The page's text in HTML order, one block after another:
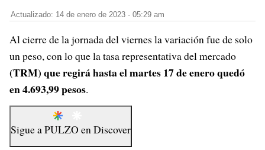
Actualizado: 14 de enero de 2023 - 05:29 am
Al cierre de la jornada del viernes la variación fue de solo
un peso, con lo que la tasa representativa del mercado
(TRM) que regirá hasta el martes 17 de enero quedó
en 4.693,99 pesos.
Sigue aPULZO enDiscover